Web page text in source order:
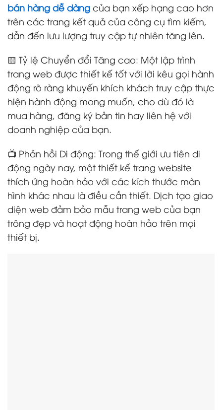
bán hàng dễ dàng của bạn xếp hạng cao hơn
trên các trang kết quả của công cụ tìm kiếm,
dẫn đến lưu lượng truy cập tự nhiên tăng lên.
🟨 Tỷ lệ Chuyển đổi Tăng cao: Một lập trình
trang web được thiết kế tốt với lời kêu gọi hành
động rõ ràng khuyến khích khách truy cập thực
hiện hành động mong muốn, cho dù đó là
mua hàng, đăng ký bản tin hay liên hệ với
doanh nghiệp của bạn.
📺 Phản hồi Di động: Trong thế giới ưu tiên di
động ngày nay, một thiết kế trang website
thích ứng hoàn hảo với các kích thước màn
hình khác nhau là điều cần thiết. Dịch tạo giao
diện web đảm bảo mẫu trang web của bạn
trông đẹp và hoạt động hoàn hảo trên mọi
thiết bị.